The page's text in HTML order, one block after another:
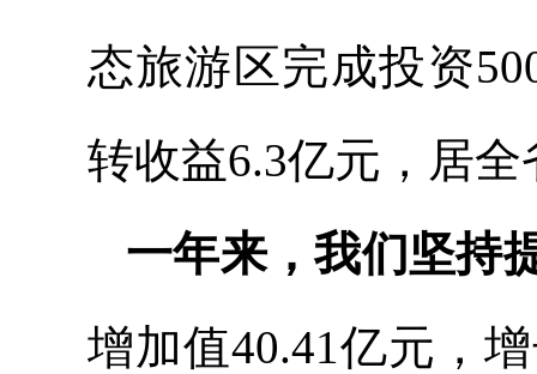
态旅游区完成投资
转收益6.3亿元，居
一年来，我们坚持
增加值40.41亿元，